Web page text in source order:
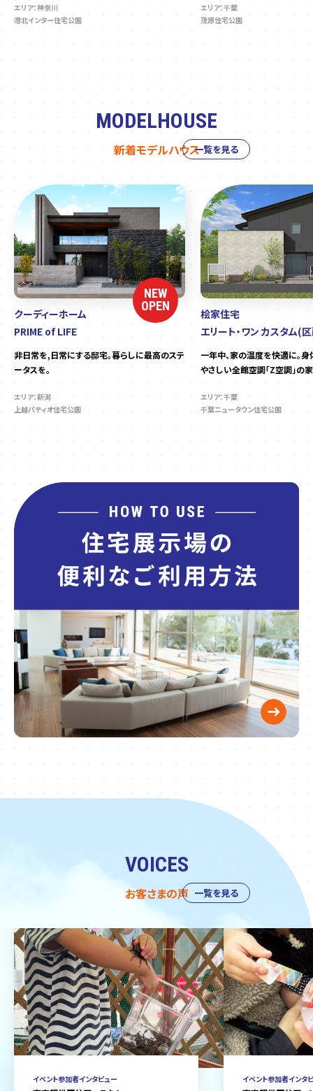
エリア：神奈川
港北インター住宅公園
エリア：千葉
茂原住宅公園
MODELHOUSE
新着モデルハウス
NEW
OPEN
クーディーホーム
PRIME of LIFE
非日常を,日常にする邸宅。暮らしに最高のステ
ータスを。
エリア：新潟
上越パティオ住宅公園
桧家住宅
エリート・ワン カスタム(
一年中、家の温度を快適に。
やさしい全館空調「Z空調」の家
エリア：千葉
千葉ニュータウン住宅公園
一覧を見る
VOICES
お客さまの声
イベント参加者インタビュー イベント参加者インタ
一覧を見る